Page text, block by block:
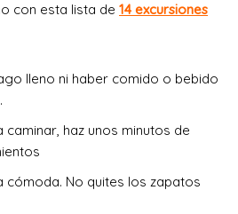
con esta lista de 14 excursiones
lleno ni haber comido o bebido
haz unos minutos de
cómoda. No quites los zapatos